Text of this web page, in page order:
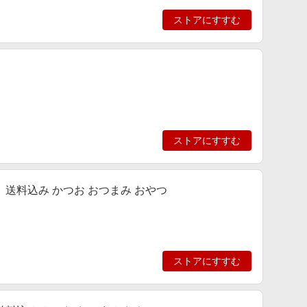
ストアにすすむ
ストアにすすむ
料込み かつお おつまみ おやつ
ストアにすすむ